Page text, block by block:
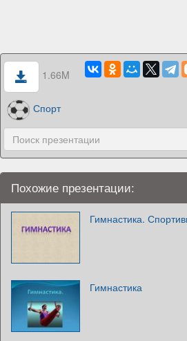
1.66M
Спорт
Похожие презентации:
Гимнастика.
Гимнастика